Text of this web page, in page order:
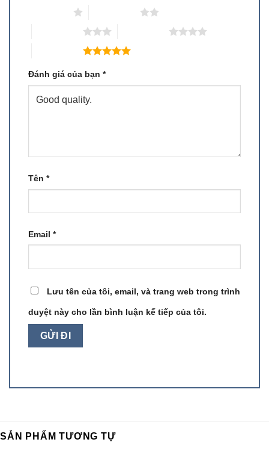
Đánh giá của bạn *
Tên *
Email *
Lưu tên của tôi, email, và trang web trong trình
duyệt này cho lần bình luận kế tiếp của tôi.
SẢN PHẨM TƯƠNG TỰ